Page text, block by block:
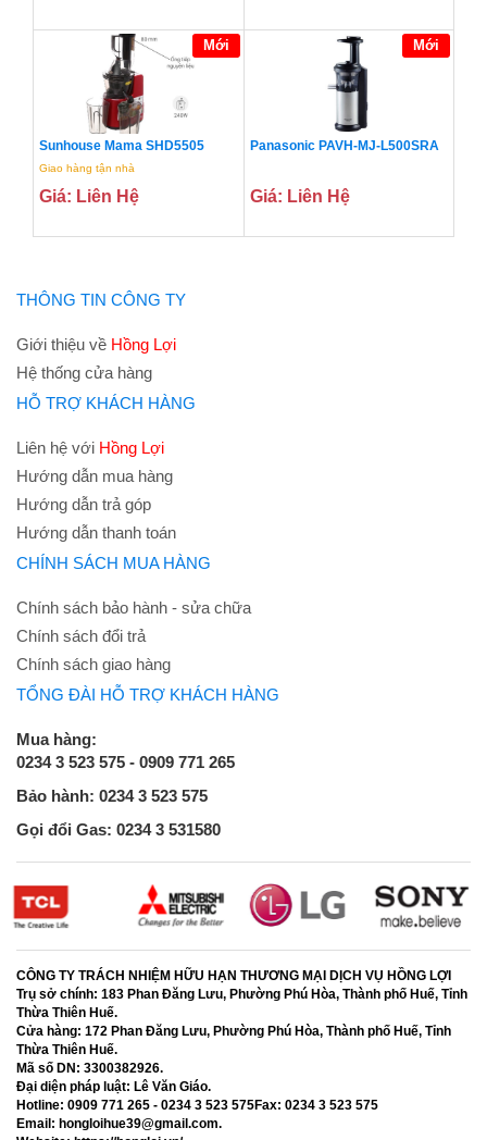
Mới
Sunhouse Mama SHD5505
Giao hàng tận nhà
Giá: Liên Hệ
Mới
Panasonic PAVH-MJ-L500SRA
Giá: Liên Hệ
THÔNG TIN CÔNG TY
Giới thiệu về Hồng Lợi
Hệ thống cửa hàng
HỖ TRỢ KHÁCH HÀNG
Liên hệ với Hồng Lợi
Hướng dẫn mua hàng
Hướng dẫn trả góp
Hướng dẫn thanh toán
CHÍNH SÁCH MUA HÀNG
Chính sách bảo hành - sửa chữa
Chính sách đổi trả
Chính sách giao hàng
TỔNG ĐÀI HỖ TRỢ KHÁCH HÀNG
Mua hàng:
0234 3 523 575 - 0909 771 265
Bảo hành: 0234 3 523 575
Gọi đổi Gas: 0234 3 531580
CÔNG TY TRÁCH NHIỆM HỮU HẠN THƯƠNG MẠI DỊCH VỤ HỒNG LỢI
Trụ sở chính: 183 Phan Đăng Lưu, Phường Phú Hòa, Thành phố Huế, Tỉnh
Thừa Thiên Huế.
Cửa hàng: 172 Phan Đăng Lưu, Phường Phú Hòa, Thành phố Huế, Tỉnh
Thừa Thiên Huế.
Mã số DN: 3300382926.
Đại diện pháp luật: Lê Văn Giáo.
Hotline: 0909 771 265 - 0234 3 523 575Fax: 0234 3 523 575
Email: hongloihue39@gmail.com.